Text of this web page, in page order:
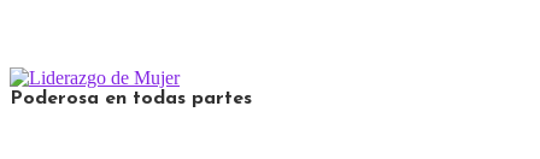
Poderosa en todas partes